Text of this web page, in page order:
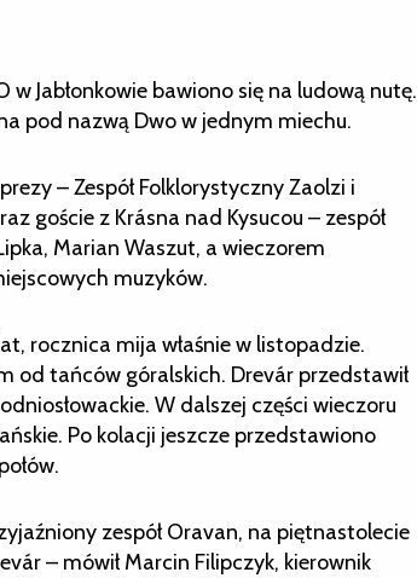
w Jabłonkowie bawiono się na ludową nutę.
pod nazwą Dwo w jednym miechu.
– Zespół Folklorystyczny Zaolzi i
goście z Krásna nad Kysucou – zespół
Marian Waszut, a wieczorem
muzyków.
rocznica mija właśnie w listopadzie.
od tańców góralskich. Drevár przedstawił
W dalszej części wieczoru
Po kolacji jeszcze przedstawiono
zespół Oravan, na piętnastolecie
– mówił Marcin Filipczyk, kierownik